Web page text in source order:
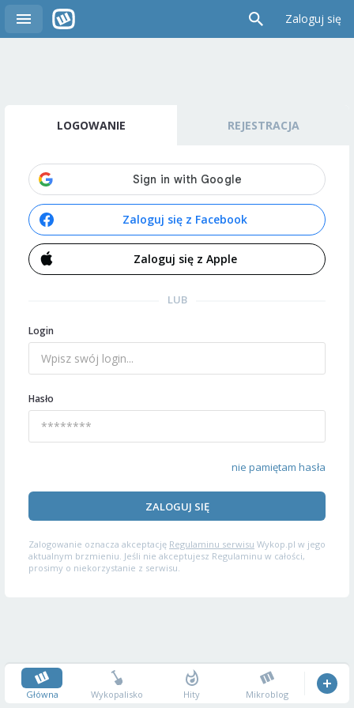
Zaloguj się
LOGOWANIE REJESTRACJA
Zaloguj się z Facebook
Zaloguj się z Apple
LUB
Login
Hasło
nie pamiętam hasła
ZALOGUJ SIĘ
Zalogowanie oznacza akceptację Regulaminu serwisu Wykop.pl w jego
aktualnym brzmieniu. Jeśli nie akceptujesz Regulaminu w całości,
prosimy o niekorzystanie z serwisu.
Główna Wykopalisko Hity Mikroblog